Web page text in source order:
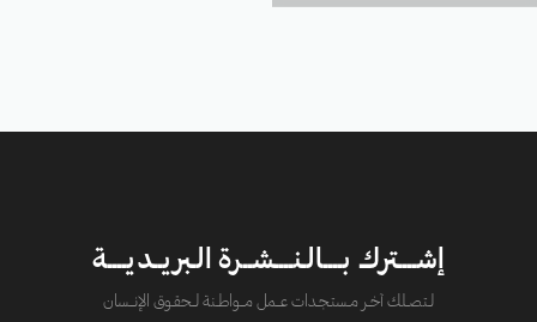
إشــــترك بــــالـنــــشــرة الـبريــديــــة
لــتصــلك آخــر مــستـجــدات عــــمل مــــواطــنة لـــحقــوق الإنــــسان